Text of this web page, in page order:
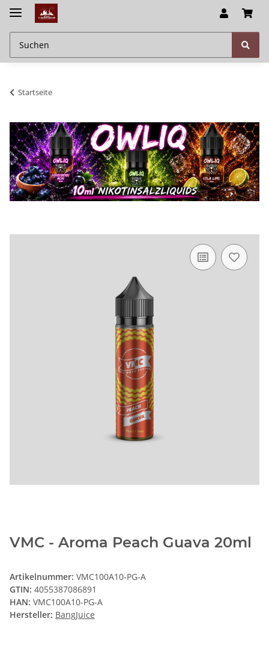
Startseite
VMC - Aroma Peach Guava 20ml
Artikelnummer: VMC100A10-PG-A
GTIN: 4055387086891
HAN: VMC100A10-PG-A
Hersteller: BangJuice